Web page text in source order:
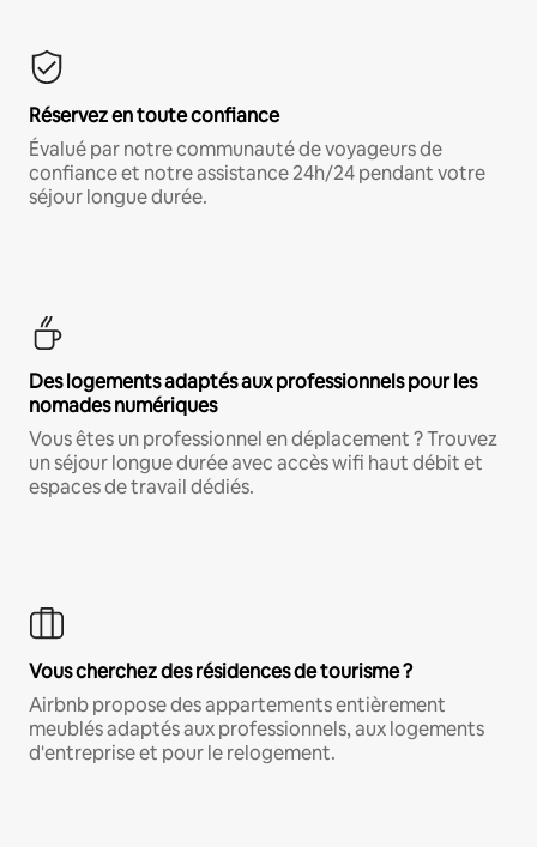
Réservez en toute confiance
Évalué par notre communauté de voyageurs de
confiance et notre assistance 24h/24 pendant votre
séjour longue durée.
Des logements adaptés aux professionnels pour les
nomades numériques
Vous êtes un professionnel en déplacement ? Trouvez
un séjour longue durée avec accès wifi haut débit et
espaces de travail dédiés.
Vous cherchez des résidences de tourisme ?
Airbnb propose des appartements entièrement
meublés adaptés aux professionnels, aux logements
d'entreprise et pour le relogement.